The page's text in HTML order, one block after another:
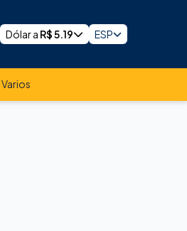
Dólar a R$5.19 ESP
Varios